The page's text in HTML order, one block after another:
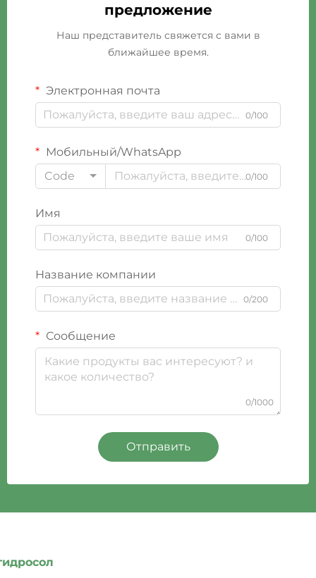
предложение
Наш представитель свяжется с вами в
ближайшее время.
Электронная почта
0/100
Мобильный/WhatsApp
Code
0/100
Имя
0/100
Название компании
0/200
Сообщение
0/1000
Отправить